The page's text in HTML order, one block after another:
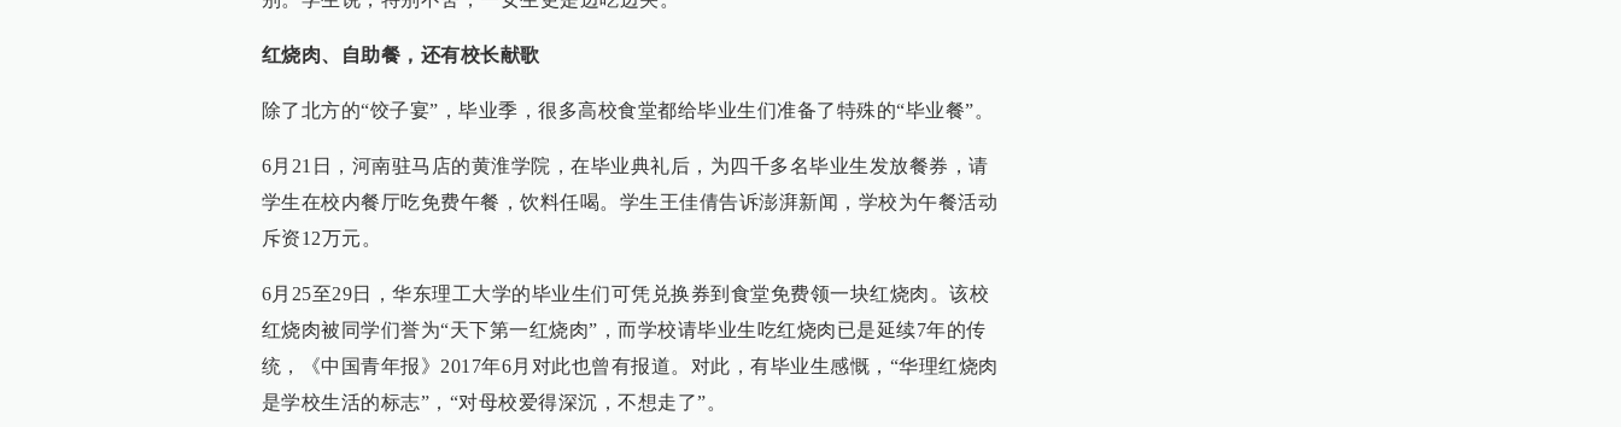
红烧肉、自助餐，还有校长献歌
除了北方的“饺子宴”，毕业季，很多高校食堂都给毕业生们准备了特殊的“毕业餐”。
6月21日，河南驻马店的黄淮学院，在毕业典礼后，为四千多名毕业生发放餐券，请
学生在校内餐厅吃免费午餐，饮料任喝。学生王佳倩告诉澎湃新闻，学校为午餐活动
斥资12万元。
6月25至29日，华东理工大学的毕业生们可凭兑换券到食堂免费领一块红烧肉。该校
红烧肉被同学们誉为“天下第一红烧肉”，而学校请毕业生吃红烧肉已是延续7年的传
统，《中国青年报》2017年6月对此也曾有报道。对此，有毕业生感慨，“华理红烧肉
是学校生活的标志”，“对母校爱得深沉，不想走了”。